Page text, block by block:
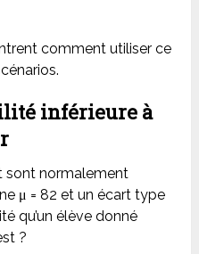
comment utiliser ce
inférieure à
sont normalement
μ = 82 et un écart type
qu’un élève donné
?